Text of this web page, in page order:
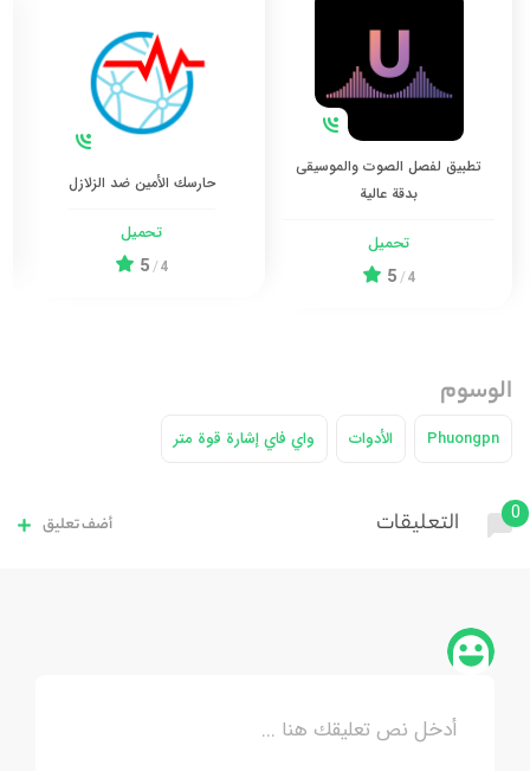
تطبيق لفصل الصوت والموسيقى
بدقة عالية
تحميل
4
/
5
حارسك الأمين ضد الزلازل
تحميل
4
/
5
الوسوم
Phuongpn الأدوات واي فاي إشارة قوة متر
0 التعليقات أضف تعليق